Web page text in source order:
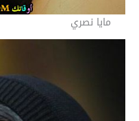
مايا نصري